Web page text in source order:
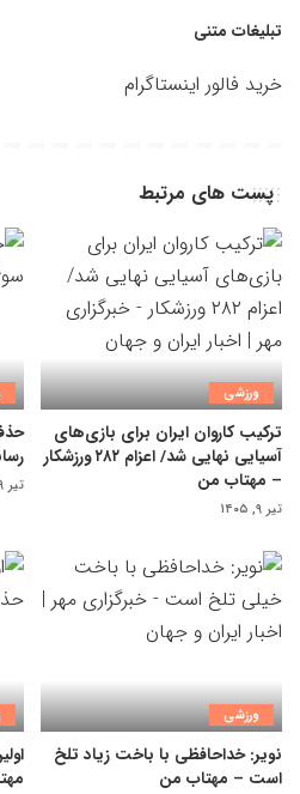
تبلیغات متنی
خرید فالور اینستاگرام
پست های مرتبط
ورزشی
ترکیب کاروان ایران برای بازی‌های
آسیایی نهایی شد/ اعزام ۲۸۲ ورزشکار
– مهتاب من
تیر ۹, ۱۴۰۵
تیر ۹, ۱۴۰۵
ورزشی
نویر: خداحافظی با باخت زیاد تلخ
است – مهتاب من